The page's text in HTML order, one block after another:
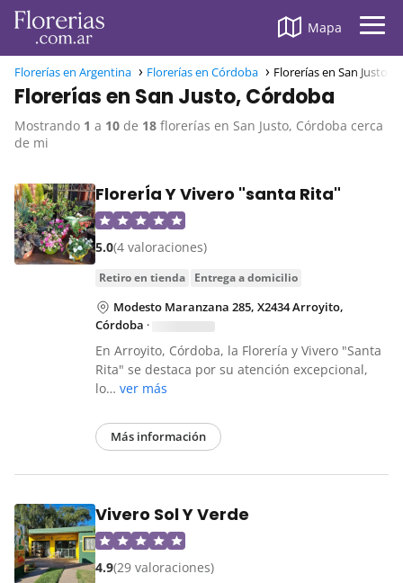
Mapa
Florerías en Argentina Florerías en Córdoba Florerías en San Justo,
Florerías en San Justo, Córdoba
Mostrando 1 a 10 de 18 florerías en San Justo, Córdoba cerca
de mi
FlorerÍa Y Vivero "santa Rita"
5.0(4 valoraciones)
retiro en tienda entrega a domicilio
Modesto Maranzana 285, X2434 Arroyito,
Córdoba ·
En Arroyito, Córdoba, la Florería y Vivero "Santa
Rita" se destaca por su atención excepcional,
lo… ver más
Más información
Vivero Sol Y Verde
4.9(29 valoraciones)